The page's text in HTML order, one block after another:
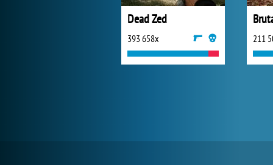
Dead Zed
393 658x 211